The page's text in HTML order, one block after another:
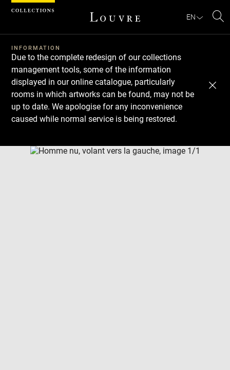
EN
INFORMATION
Due to the complete redesign of our collections
management tools, some of the information
displayed in our online catalogue, particularly
rooms in which artworks can be found, may not be
up to date. We apologise for any inconvenience
caused while normal service is being restored.
Download
Next
Previous
Cookies management panel